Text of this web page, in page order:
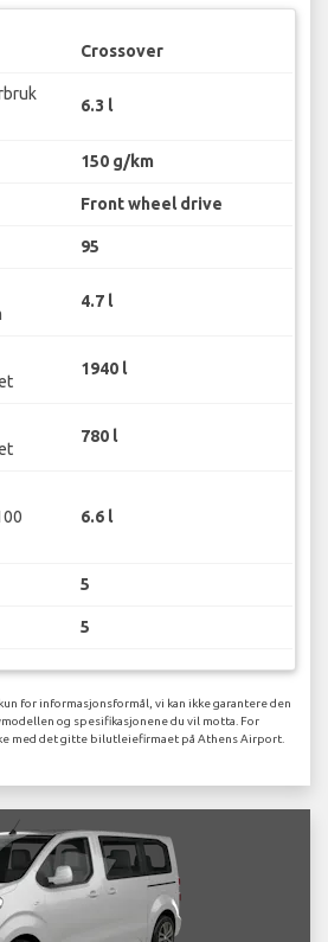
Crossover
6.3 l
150 g/km
Front wheel drive
95
4.7 l
1940 l
780 l
6.6 l
5
5
for informasjonsformål, vi kan ikke garantere den
og spesifikasjonene du vil motta. For
med det gitte bilutleiefirmaet på Athens Airport.